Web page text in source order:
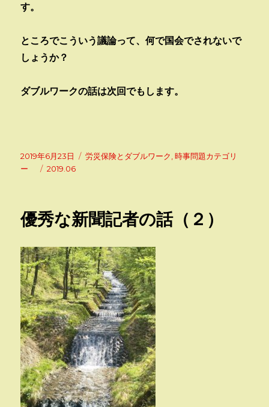
す。
ところでこういう議論って、何で国会でされないで
しょうか？
ダブルワークの話は次回でもします。
投
稿
2019年6月23日
カ
労災保険とダブルワーク ,時事問題カテゴリ
ー
タ
2019.06
優秀な新聞記者の話（２）